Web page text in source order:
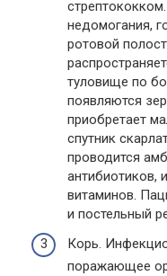
недомогания,
ротовой
туловище по
появляются
приобретает
спутник
проводится
антибиотиков,
витаминов.
и постельный
Корь.
поражающее